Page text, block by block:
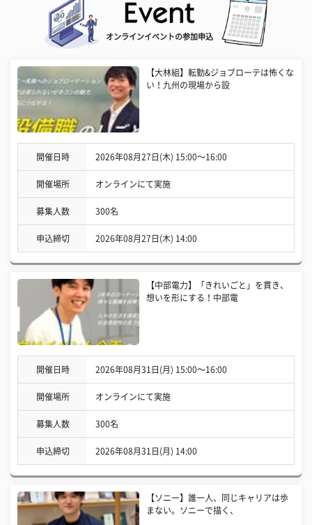
オンラインイベントの参加申込
【大林組】転勤&ジョブローテは怖くな
い！九州の現場から設
開催日時 2026年08月27日(木) 15:00〜16:00
開催場所 オンラインにて実施
募集人数 300名
申込締切 2026年08月27日(木) 14:00
【中部電力】「きれいごと」を貫き、
想いを形にする！中部電
開催日時 2026年08月31日(月) 15:00〜16:00
開催場所 オンラインにて実施
募集人数 300名
申込締切 2026年08月31日(月) 14:00
【ソニー】誰一人、同じキャリアは歩
まない。ソニーで描く、